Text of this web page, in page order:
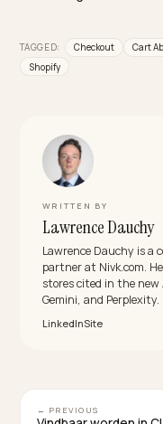
via de AI hebben
tijdperk?
Door de frictie aan
totale kosten
stappen in en
verbeteringen
dan herstelmails
Waarom is
de koper bij je